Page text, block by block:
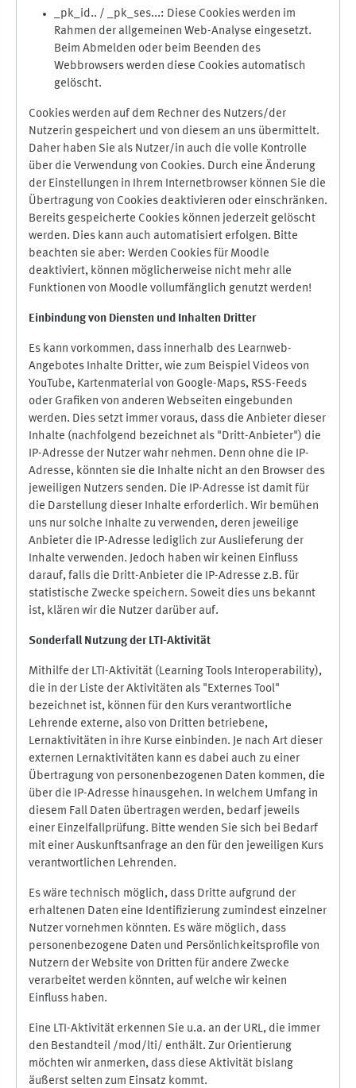
_pk_id.. / _pk_ses...: Diese Cookies werden im
Rahmen der allgemeinen Web-Analyse eingesetzt.
Beim Abmelden oder beim Beenden des
Webbrowsers werden diese Cookies automatisch
gelöscht.
Cookies werden auf dem Rechner des Nutzers/der
Nutzerin gespeichert und von diesem an uns übermittelt.
Daher haben Sie als Nutzer/in auch die volle Kontrolle
über die Verwendung von Cookies. Durch eine Änderung
der Einstellungen in Ihrem Internetbrowser können Sie die
Übertragung von Cookies deaktivieren oder einschränken.
Bereits gespeicherte Cookies können jederzeit gelöscht
werden. Dies kann auch automatisiert erfolgen. Bitte
beachten sie aber: Werden Cookies für Moodle
deaktiviert, können möglicherweise nicht mehr alle
Funktionen von Moodle vollumfänglich genutzt werden!
Einbindung von Diensten und Inhalten Dritter
Es kann vorkommen, dass innerhalb des Learnweb-
Angebotes Inhalte Dritter, wie zum Beispiel Videos von
YouTube, Kartenmaterial von Google-Maps, RSS-Feeds
oder Grafiken von anderen Webseiten eingebunden
werden. Dies setzt immer voraus, dass die Anbieter dieser
Inhalte (nachfolgend bezeichnet als "Dritt-Anbieter") die
IP-Adresse der Nutzer wahr nehmen. Denn ohne die IP-
Adresse, könnten sie die Inhalte nicht an den Browser des
jeweiligen Nutzers senden. Die IP-Adresse ist damit für
die Darstellung dieser Inhalte erforderlich. Wir bemühen
uns nur solche Inhalte zu verwenden, deren jeweilige
Anbieter die IP-Adresse lediglich zur Auslieferung der
Inhalte verwenden. Jedoch haben wir keinen Einfluss
darauf, falls die Dritt-Anbieter die IP-Adresse z.B. für
statistische Zwecke speichern. Soweit dies uns bekannt
ist, klären wir die Nutzer darüber auf.
Sonderfall Nutzung der LTI-Aktivität
Mithilfe der LTI-Aktivität (Learning Tools Interoperability),
die in der Liste der Aktivitäten als "Externes Tool"
bezeichnet ist, können für den Kurs verantwortliche
Lehrende externe, also von Dritten betriebene,
Lernaktivitäten in ihre Kurse einbinden. Je nach Art dieser
externen Lernaktivitäten kann es dabei auch zu einer
Übertragung von personenbezogenen Daten kommen, die
über die IP-Adresse hinausgehen. In welchem Umfang in
diesem Fall Daten übertragen werden, bedarf jeweils
einer Einzelfallprüfung. Bitte wenden Sie sich bei Bedarf
mit einer Auskunftsanfrage an den für den jeweiligen Kurs
verantwortlichen Lehrenden.
Es wäre technisch möglich, dass Dritte aufgrund der
erhaltenen Daten eine Identifizierung zumindest einzelner
Nutzer vornehmen könnten. Es wäre möglich, dass
personenbezogene Daten und Persönlichkeitsprofile von
Nutzern der Website von Dritten für andere Zwecke
verarbeitet werden könnten, auf welche wir keinen
Einfluss haben.
Eine LTI-Aktivität erkennen Sie u.a. an der URL, die immer
den Bestandteil /mod/lti/ enthält. Zur Orientierung
möchten wir anmerken, dass diese Aktivität bislang
äußerst selten zum Einsatz kommt.